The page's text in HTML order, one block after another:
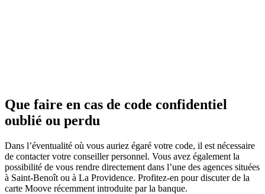
Que faire en cas de code confidentiel
oublié ou perdu
Dans l’éventualité où vous auriez égaré votre code, il est nécessaire
de contacter votre conseiller personnel. Vous avez également la
possibilité de vous rendre directement dans l’une des agences situées
à Saint-Benoît ou à La Providence. Profitez-en pour discuter de la
carte Moove récemment introduite par la banque.